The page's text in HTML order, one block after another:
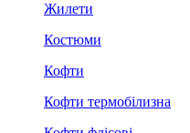
Жилети
Костюми
Кофти
Кофти термобілизна